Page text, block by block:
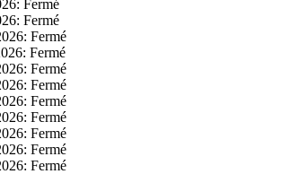
Fermé
Fermé
Fermé
Fermé
Fermé
Fermé
Fermé
Fermé
Fermé
Fermé
Fermé